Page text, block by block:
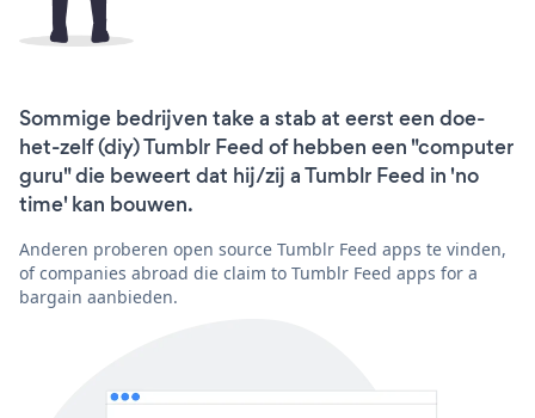
Sommige bedrijven take a stab at eerst een doe-
het-zelf (diy) Tumblr Feed of hebben een "computer
guru" die beweert dat hij/zij a Tumblr Feed in 'no
time' kan bouwen.
Anderen proberen open source Tumblr Feed apps te vinden,
of companies abroad die claim to Tumblr Feed apps for a
bargain aanbieden.